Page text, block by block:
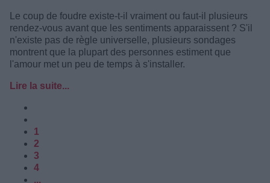
Le coup de foudre existe-t-il vraiment ou faut-il plusieurs
rendez-vous avant que les sentiments apparaissent ? S'il
n'existe pas de règle universelle, plusieurs sondages
montrent que la plupart des personnes estiment que
l'amour met un peu de temps à s'installer.
Lire la suite...
1
2
3
4
...